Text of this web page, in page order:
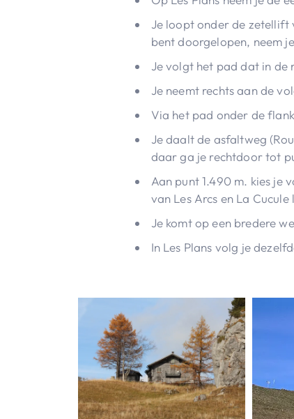
Je loopt onder de zetellift
bent doorgelopen, neem
Je volgt het pad dat in de
Je neemt rechts aan de
Via het pad onder de
Je daalt de asfaltweg
daar ga je rechtdoor tot
Aan punt 1.490 m. kies
van Les Arcs en La Cucule
Je komt op een bredere
In Les Plans volg je